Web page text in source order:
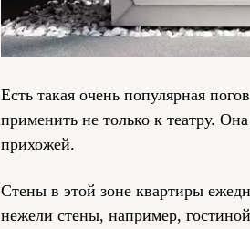
Есть такая очень популярная
применить не только к театру.
прихожей.
Стены в этой зоне квартиры
нежели стены, например,